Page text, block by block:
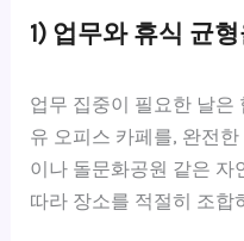
1) 업무와 휴식 균
업무 집중이 필요한 날은
유 오피스 카페를, 완전
이나 돌문화공원 같은 자
따라 장소를 적절히 조합